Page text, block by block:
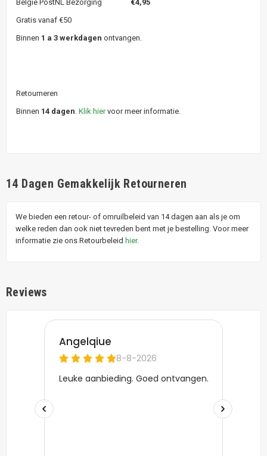
België PostNL Bezorging €4,95
Gratis vanaf €50
Binnen 1 a 3 werkdagen ontvangen.
Retourneren
Binnen 14 dagen. Klik hiervoor meer informatie.
14 Dagen Gemakkelijk Retourneren
We bieden een retour- of omruilbeleid van 14 dagen aan als je om
welke reden dan ook niet tevreden bent met je bestelling. Voor meer
informatie zie ons Retourbeleid hier.
Reviews